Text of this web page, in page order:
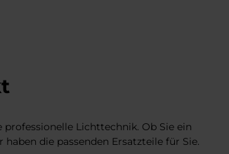
Lichttechnik. Ob Sie ein
die passenden Ersatzteile für Sie.